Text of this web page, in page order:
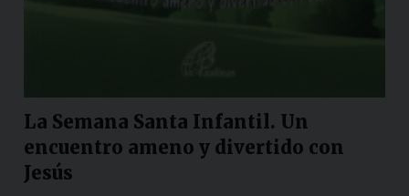
La Semana Santa Infantil. Un
encuentro ameno y divertido con
Jesús